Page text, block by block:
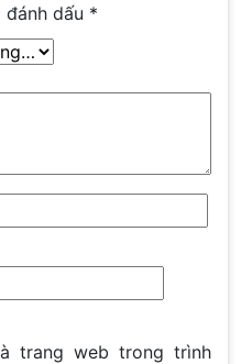
dấu *
trang web trong trình